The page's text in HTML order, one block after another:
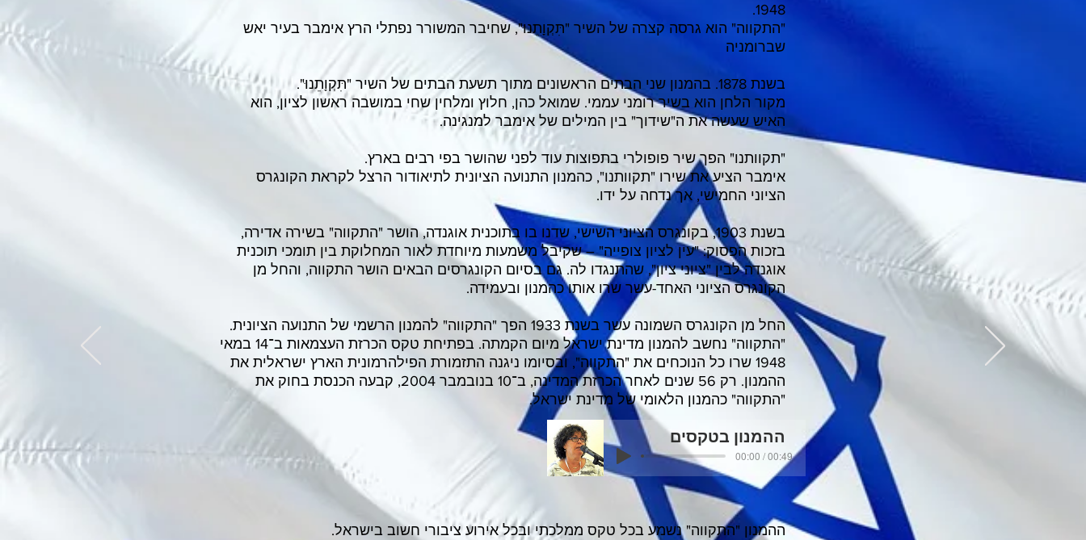
1948.
"התקווה" הוא גרסה קצרה של השיר "תִּקְוָתֵנוּ", שחיבר המשורר נפתלי הרץ אימבר בעיר יאש
שברומניה
בשנת 1878. בהמנון שני הבתים הראשונים מתוך תשעת הבתים של השיר "תִּקְוָתֵנוּ".
מקור הלחן הוא בשיר רומני עממי. שמואל כהן, חלוץ ומלחין שחי במושבה ראשון לציון, הוא
האיש שעשה את ה"שידוך" בין המילים של אימבר למנגינה.
"תקוותנו" הפך שיר פופולרי בתפוצות עוד לפני שהושר בפי רבים בארץ.
אימבר הציע את שירו "תקוותנו", כהמנון התנועה הציונית לתיאודור הרצל לקראת הקונגרס
הציוני החמישי, אך נדחה על ידו.
בשנת 1903, בקונגרס הציוני השישי, שדנו בו בתוכנית אוגנדה, הושר "התקווה" בשירה אדירה,
בזכות הפסוק: "עין לציון צופייה" – שקיבל משמעות מיוחדת לאור המחלוקת בין תומכי תוכנית
אוגנדה לבין "ציוני ציון", שהתנגדו לה. גם בסיום הקונגרסים הבאים הושר התקווה, והחל מן
הקונגרס הציוני האחד-עשר שרו אותו כהמנון ובעמידה.
החל מן הקונגרס השמונה עשר בשנת 1933 הפך "התקווה" להמנון הרשמי של התנועה הציונית.
"התקווה" נחשב להמנון מדינת ישראל מיום הקמתה. בפתיחת טקס הכרזת העצמאות ב־14 במאי
1948 שרו כל הנוכחים את "התקווה", ובסיומו ניגנה התזמורת הפילהרמונית הארץ ישראלית את
ההמנון. רק 56 שנים לאחר הכרזת המדינה, ב־10 בנובמבר 2004, קבעה הכנסת בחוק את
"התקווה" כהמנון הלאומי של מדינת ישראל.
ההמנון בטקסים
ההמנון "התקווה" נשמע בכל טקס ממלכתי ובכל אירוע ציבורי חשוב בישראל.
00:00 / 00:49